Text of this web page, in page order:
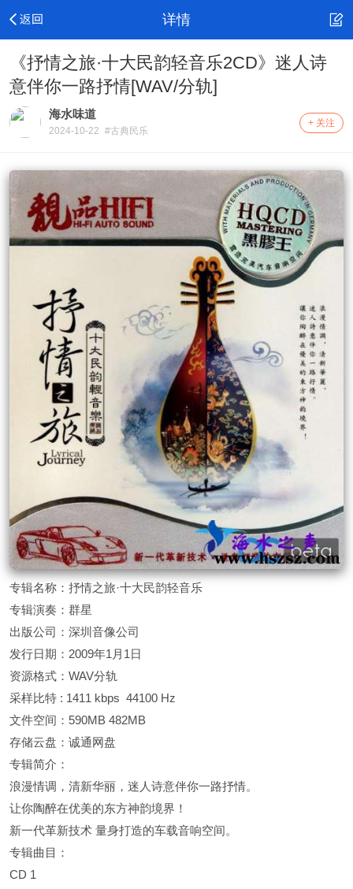
详情
《抒情之旅·十大民韵轻音乐2CD》迷人诗
意伴你一路抒情[WAV/分轨]
海水味道
2024-10-22 #古典民乐
+ 关注
专辑名称：抒情之旅·十大民韵轻音乐
专辑演奏：群星
出版公司：深圳音像公司
发行日期：2009年1月1日
资源格式：WAV分轨
采样比特 : 1411 kbps 44100 Hz
文件空间：590MB 482MB
存储云盘：诚通网盘
专辑简介：
浪漫情调，清新华丽，迷人诗意伴你一路抒情。
让你陶醉在优美的东方神韵境界！
新一代革新技术 量身打造的车载音响空间。
专辑曲目：
CD 1